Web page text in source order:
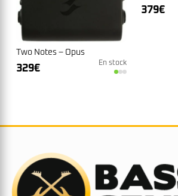
Two Notes – Opus
329€ En stock
379€